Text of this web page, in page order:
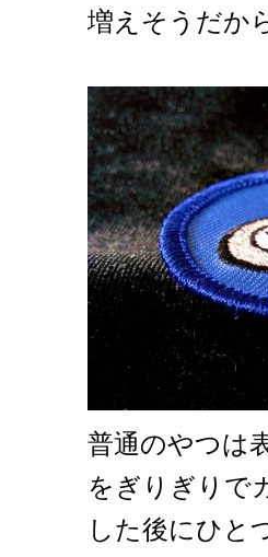
増えそうだか
普通のやつは
をぎりぎりで
した後にひと